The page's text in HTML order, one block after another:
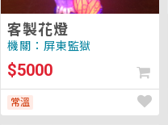
客製花燈
機關：屏東監獄
$5000
常溫